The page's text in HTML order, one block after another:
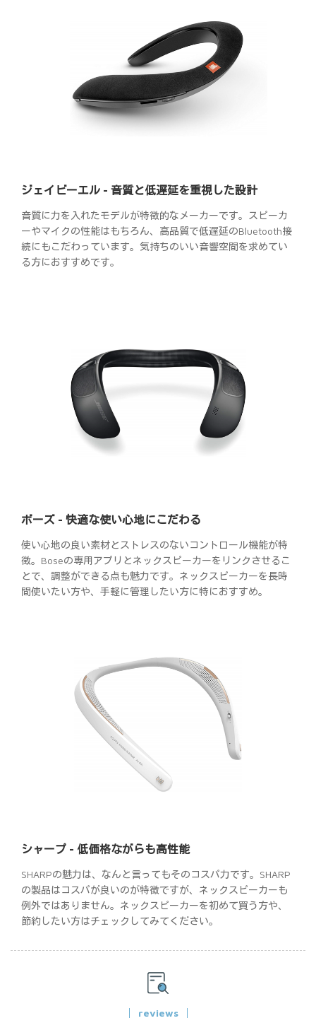
ジェイビーエル - 音質と低遅延を重視した設計
音質に力を入れたモデルが特徴的なメーカーです。スピーカ
ーやマイクの性能はもちろん、高品質で低遅延のBluetooth接
続にもこだわっています。気持ちのいい音響空間を求めてい
る方におすすめです。
ボーズ - 快適な使い心地にこだわる
使い心地の良い素材とストレスのないコントロール機能が特
徴。Boseの専用アプリとネックスピーカーをリンクさせるこ
とで、調整ができる点も魅力です。ネックスピーカーを長時
間使いたい方や、手軽に管理したい方に特におすすめ。
シャープ - 低価格ながらも高性能
SHARPの魅力は、なんと言ってもそのコスパ力です。SHARP
の製品はコスパが良いのが特徴ですが、ネックスピーカーも
例外ではありません。ネックスピーカーを初めて買う方や、
節約したい方はチェックしてみてください。
reviews